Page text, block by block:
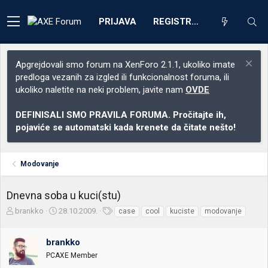
PRIJAVA REGISTRACIJA
Apgrejdovali smo forum na XenForo 2.1.1, ukoliko imate
predloga vezanih za izgled ili funkcionalnost foruma, ili
ukoliko naletite na neki problem, javite nam OVDE
DEFINISALI SMO PRAVILA FORUMA. Pročitajte ih,
pojaviće se automatski kada krenete da čitate nešto!
Modovanje
Dnevna soba u kuci(stu)
Z
e
t
n
brankko
D
u
m
28.10.2009. case cool kuciste modovanje
brankko
PCAXE Member